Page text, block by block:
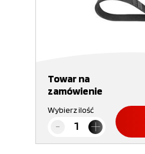
Towar na
zamówienie
Wybierz ilość